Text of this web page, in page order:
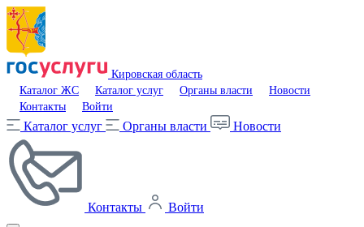
Кировская область
Каталог ЖС
Каталог услуг Органы власти
Новости
Контакты
Войти
Каталог услуг Органы власти Новости
Контакты Войти